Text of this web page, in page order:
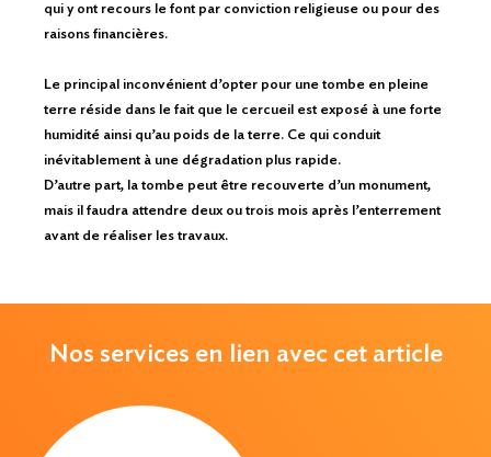
qui y ont recours le font par conviction religieuse ou pour des
raisons financières.
Le principal inconvénient d’opter pour une tombe en pleine
terre réside dans le fait que le cercueil est exposé à une forte
humidité ainsi qu’au poids de la terre. Ce qui conduit
inévitablement à une dégradation plus rapide.
D’autre part, la tombe peut être recouverte d’un monument,
mais il faudra attendre deux ou trois mois après l’enterrement
avant de réaliser les travaux.
Nos services en lien avec cet article